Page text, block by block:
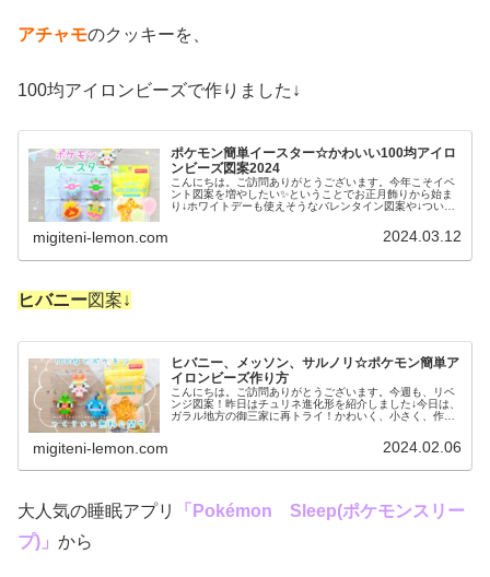
アチャモのクッキーを、
100均アイロンビーズで作りました↓
ポケモン簡単イースター☆かわいい100均アイロ
ンビーズ図案2024
こんにちは。ご訪問ありがとうございます。今年こそイベ
ント図案を増やしたい✨ということでお正月飾りから始ま
り↓ホワイトデーも使えそうなバレンタイン図案や↓ついこ
migiteni-lemon.com 2024.03.12
ヒバニー図案↓
ヒバニー、メッソン、サルノリ☆ポケモン簡単ア
イロンビーズ作り方
こんにちは。ご訪問ありがとうございます。今週も、リベ
ンジ図案！昨日はチュリネ進化形を紹介しました↓今日は、
ガラル地方の御三家に再トライ！かわいく、小さく、作り
migiteni-lemon.com 2024.02.06
大人気の睡眠アプリ
「Pokémon Sleep(ポケモンスリー
プ)」 から